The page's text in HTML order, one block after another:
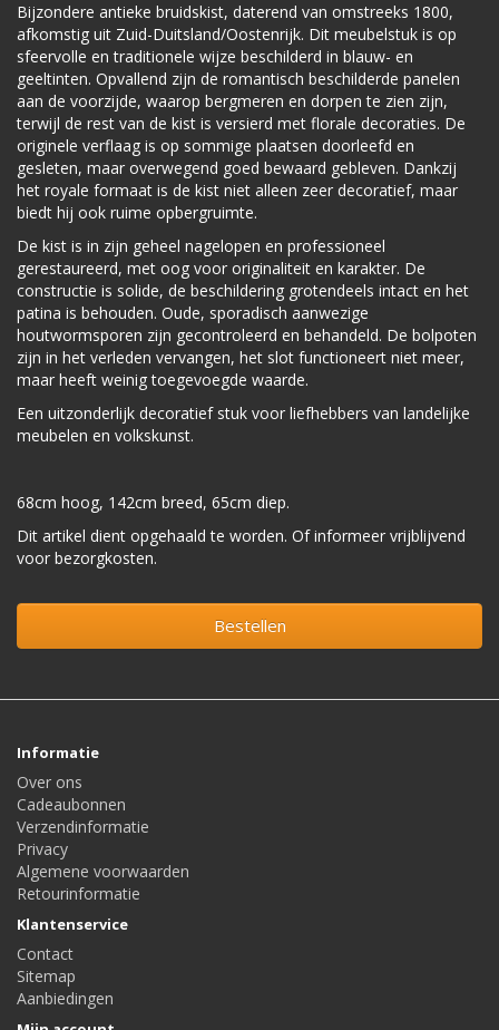
Bijzondere antieke bruidskist, daterend van omstreeks 1800,
afkomstig uit Zuid-Duitsland/Oostenrijk. Dit meubelstuk is op
sfeervolle en traditionele wijze beschilderd in blauw- en
geeltinten. Opvallend zijn de romantisch beschilderde panelen
aan de voorzijde, waarop bergmeren en dorpen te zien zijn,
terwijl de rest van de kist is versierd met florale decoraties. De
originele verflaag is op sommige plaatsen doorleefd en
gesleten, maar overwegend goed bewaard gebleven. Dankzij
het royale formaat is de kist niet alleen zeer decoratief, maar
biedt hij ook ruime opbergruimte.
De kist is in zijn geheel nagelopen en professioneel
gerestaureerd, met oog voor originaliteit en karakter. De
constructie is solide, de beschildering grotendeels intact en het
patina is behouden. Oude, sporadisch aanwezige
houtwormsporen zijn gecontroleerd en behandeld. De bolpoten
zijn in het verleden vervangen, het slot functioneert niet meer,
maar heeft weinig toegevoegde waarde.
Een uitzonderlijk decoratief stuk voor liefhebbers van landelijke
meubelen en volkskunst.
68cm hoog, 142cm breed, 65cm diep.
Dit artikel dient opgehaald te worden. Of informeer vrijblijvend
voor bezorgkosten.
Bestellen
Informatie
Over ons
Cadeaubonnen
Verzendinformatie
Privacy
Algemene voorwaarden
Retourinformatie
Klantenservice
Contact
Sitemap
Aanbiedingen